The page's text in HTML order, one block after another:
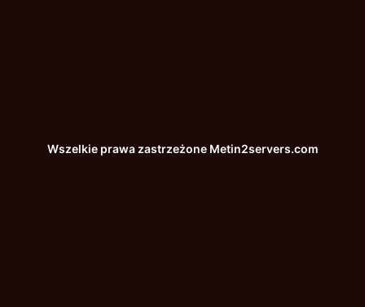
Wszelkie prawa zastrzeżone Metin2servers.com